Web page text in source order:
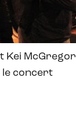
Kei McGregor
le concert